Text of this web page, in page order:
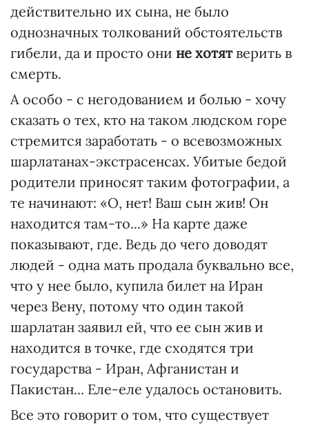
действительно их сына, не было
однозначных толкований обстоятельств
гибели, да и просто они не хотятверить в
смерть.
А особо - с негодованием и болью - хочу
сказать о тех, кто на таком людском горе
стремится заработать - о всевозможных
шарлатанах-экстрасенсах. Убитые бедой
родители приносят таким фотографии, а
те начинают: «О, нет! Ваш сын жив! Он
находится там-то...» На карте даже
показывают, где. Ведь до чего доводят
людей - одна мать продала буквально все,
что у нее было, купила билет на Иран
через Вену, потому что один такой
шарлатан заявил ей, что ее сын жив и
находится в точке, где сходятся три
государства - Иран, Афганистан и
Пакистан... Еле-еле удалось остановить.
Все это говорит о том, что существует